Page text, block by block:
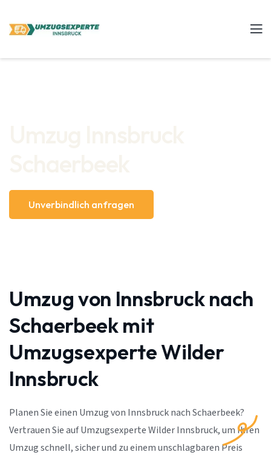
Unverbindlich anfragen
Umzug von Innsbruck nach
Schaerbeek mit
Umzugsexperte Wilder
Innsbruck
Planen Sie einen Umzug von Innsbruck nach Schaerbeek?
Vertrauen Sie auf Umzugsexperte Wilder Innsbruck, um Ihren
Umzug schnell, sicher und zu einem unschlagbaren Preis